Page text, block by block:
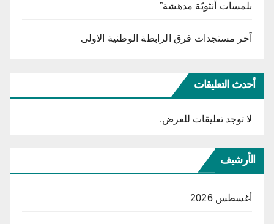
بلمسات أنثويٌة مدهشة”
آخر مستجدات فرق الرابطة الوطنية الاولى
أحدث التعليقات
لا توجد تعليقات للعرض.
الأرشيف
أغسطس 2026